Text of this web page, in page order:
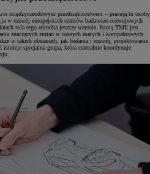
międzynarodowym przedsiębiorstwem – pracują tu osoby
w rozwój europejskich centrów badawczo-rozwojowych
rola tego ośrodka jeszcze wzrosła. Istotą TME jest
znaczących zmian w naszych małych i kompaktowych
w takich obszarach, jak badania i rozwój, projektowanie
specjalna grupa, która centralnie koordynuje